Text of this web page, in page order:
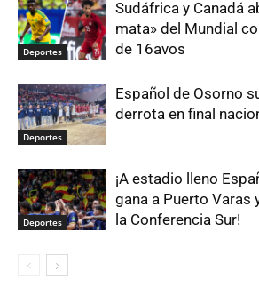
Deportes
Sudáfrica y Canadá
mata» del Mundial
de 16avos
Deportes
Español de Osorno
derrota en final
Deportes
¡A estadio lleno
gana a Puerto Varas
la Conferencia Sur!